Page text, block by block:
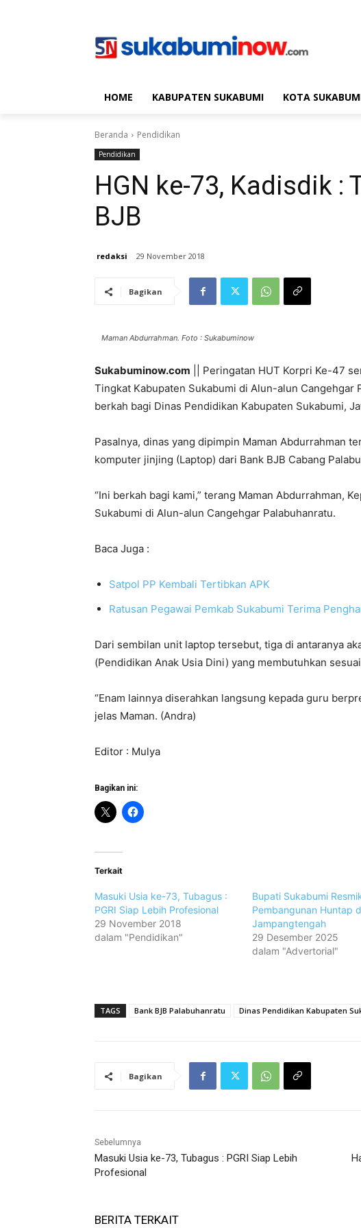
HOME KABUPATEN SUKABUMI KOTA
Beranda Pendidikan
Pendidikan
HGN ke-73, Kadisdik :
BJB
redaksi 29 November 2018
Bagikan
Maman Abdurrahman. Foto : Sukabuminow
Sukabuminow.com || Peringatan HUT Korpri Ke-47
Tingkat Kabupaten Sukabumi di Alun-alun Cangehgar
berkah bagi Dinas Pendidikan Kabupaten Sukabumi,
Pasalnya, dinas yang dipimpin Maman Abdurrahman
komputer jinjing (Laptop) dari Bank BJB Cabang
“Ini berkah bagi kami,” terang Maman Abdurrahman,
Sukabumi di Alun-alun Cangehgar Palabuhanratu.
Baca Juga :
Satpol PP Kembali Tertibkan APK
Ratusan Pegawai Pemkab Sukabumi Terima
Dari sembilan unit laptop tersebut, tiga di antaranya
(Pendidikan Anak Usia Dini) yang membutuhkan
“Enam lainnya diserahkan langsung kepada guru
jelas Maman. (Andra)
Editor : Mulya
Bagikan ini:
Terkait
Masuki Usia ke-73, Tubagus :
PGRI Siap Lebih Profesional
29 November 2018
dalam "Pendidikan"
Bupati Sukabumi
Pembangunan Huntap
Jampangtengah
29 Desember 2025
dalam "Advertorial"
TAGS Bank BJB Palabuhanratu Dinas Pendidikan Kabupaten
Bagikan
Sebelumnya
Masuki Usia ke-73, Tubagus : PGRI Siap Lebih
Profesional
BERITA TERKAIT